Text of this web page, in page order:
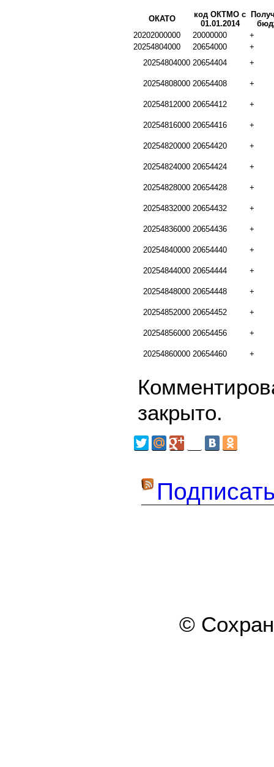
ОКАТО
код ОКТМО с
01.01.2014
20202000000
20000000
+
20254804000
20654000
+
20254804000 20654404 +
20254808000 20654408 +
20254812000 20654412 +
20254816000 20654416 +
20254820000 20654420 +
20254824000 20654424 +
20254828000 20654428 +
20254832000 20654432 +
20254836000 20654436 +
20254840000 20654440 +
20254844000 20654444 +
20254848000 20654448 +
20254852000 20654452 +
20254856000 20654456 +
20254860000 20654460 +
закрыто.
©